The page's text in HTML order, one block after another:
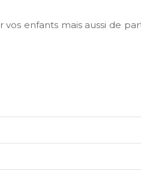
enfants mais aussi de